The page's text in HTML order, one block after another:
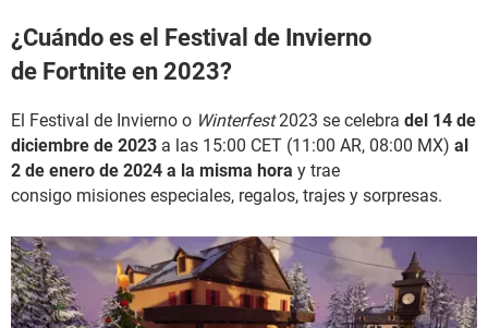
¿Cuándo es el Festival de Invierno
de Fortnite en 2023?
El Festival de Invierno o Winterfest2023 se celebra del 14 de
diciembre de 2023 a las 15:00 CET (11:00 AR, 08:00 MX) al
2 de enero de 2024 a la misma hora y trae
consigo misiones especiales, regalos, trajes y sorpresas.